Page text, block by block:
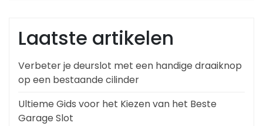
Laatste artikelen
Verbeter je deurslot met een handige draaiknop
op een bestaande cilinder
Ultieme Gids voor het Kiezen van het Beste
Garage Slot